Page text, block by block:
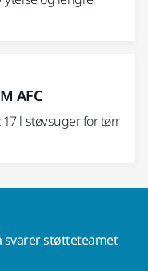
AFC
17 l støvsuger for tørr
svarer støtteteamet